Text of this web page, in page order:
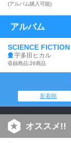
(アルバム購入可能)
アルバム
SCIENCE FICTION
宇多田ヒカル
収録商品:26商品
新着順
オススメ!!